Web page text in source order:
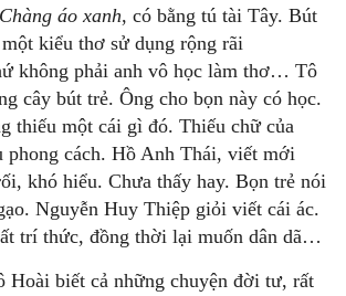
Chàng áo xanh, có bằng tú tài Tây. Bút
kiểu thơ sử dụng rộng rãi
không phải anh vô học làm thơ… Tô
cây bút trẻ. Ông cho bọn này có học.
thiếu một cái gì đó. Thiếu chữ của
phong cách. Hồ Anh Thái, viết mới
khó hiểu. Chưa thấy hay. Bọn trẻ nói
Nguyễn Huy Thiệp giỏi viết cái ác.
trí thức, đồng thời lại muốn dân dã…
Hoài biết cả những chuyện đời tư, rất